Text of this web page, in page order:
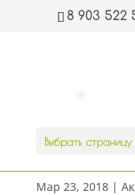
8 903 522
Выбрать страницу
Мар 23, 2018|